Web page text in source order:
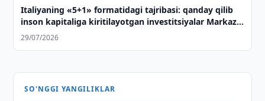
Italiyaning «5+1» formatidagi tajribasi: qanday qilib
inson kapitaliga kiritilayotgan investitsiyalar Markaziy
Osiyo bilan strategik sheriklikning asosiga
29/07/2026
SO'NGGI YANGILIKLAR